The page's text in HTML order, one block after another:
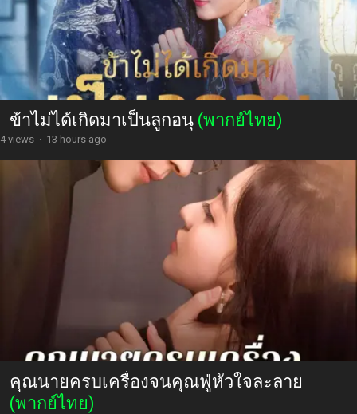
ข้าไม่ได้เกิดมาเป็นลูกอนุ (พากย์ไทย)
4 views · 13 hours ago
คุณนายครบเครื่องจนคุณฟู่หัวใจละลาย
(พากย์ไทย)